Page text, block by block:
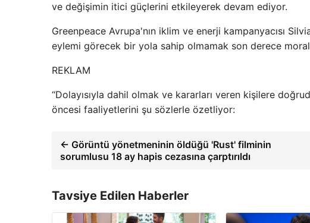
ve değişimin itici güçlerini etkileyerek devam ediyor.
Greenpeace Avrupa'nın iklim ve enerji kampanyacısı
eylemi görecek bir yola sahip olmamak son derece
REKLAM
“Dolayısıyla dahil olmak ve kararları veren kişilere
öncesi faaliyetlerini şu sözlerle özetliyor:
← Görüntü yönetmeninin öldüğü 'Rust' filminin
sorumlusu 18 ay hapis cezasına çarptırıldı
Tavsiye Edilen Haberler